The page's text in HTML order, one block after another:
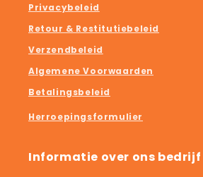
Privacybeleid
Retour & Restitutiebeleid
Verzendbeleid
Algemene Voorwaarden
Betalingsbeleid
Herroepingsformulier
Informatie over ons bedrijf